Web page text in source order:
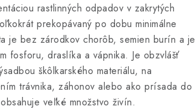
rastlinných odpadov v zakrytých
prekopávaný po dobu minimálne
je bez zárodkov chorôb, semien burín a je
fosforu, draslíka a vápnika. Je obzvlášť
škôlkarského materiálu, na
trávnika, záhonov alebo ako prísada do
veľké množstvo živín.